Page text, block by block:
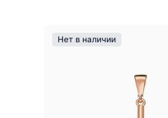
Нет в наличии